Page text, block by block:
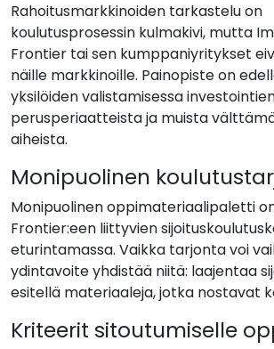
Rahoitusmarkkinoiden tarkastelu on
koulutusprosessin kulmakivi, mutta
Frontier tai sen kumppaniyritykset
näille markkinoille. Painopiste on
yksilöiden valistamisessa
perusperiaatteista ja muista
aiheista.
Monipuolinen
Monipuolinen oppimateriaalipaletti
Frontier:een liittyvien
eturintamassa. Vaikka tarjonta voi
ydintavoite yhdistää niitä: laajentaa
esitellä materiaaleja, jotka nostavat
Kriteerit sitoutumiselle